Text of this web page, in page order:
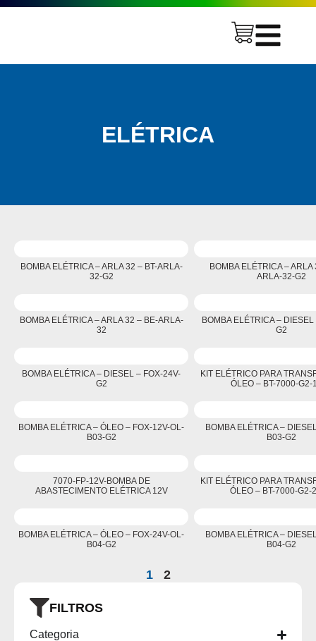
ELÉTRICA
FILTROS
Categoria
BOMBA ELÉTRICA – ARLA 32 – BT-ARLA-
32-G2
BOMBA ELÉTRICA – ARLA
ARLA-32-G2
BOMBA ELÉTRICA – ARLA 32 – BE-ARLA-
32
BOMBA ELÉTRICA –
G2
BOMBA ELÉTRICA – DIESEL – FOX-24V-
G2
KIT ELÉTRICO PARA
ÓLEO – BT-7000-G2-
BOMBA ELÉTRICA – ÓLEO – FOX-12V-OL-
B03-G2
BOMBA ELÉTRICA –
B03-G2
7070-FP-12V-BOMBA DE
ABASTECIMENTO ELÉTRICA 12V
KIT ELÉTRICO PARA
ÓLEO – BT-7000-G2-
BOMBA ELÉTRICA – ÓLEO – FOX-24V-OL-
B04-G2
BOMBA ELÉTRICA –
B04-G2
1 2